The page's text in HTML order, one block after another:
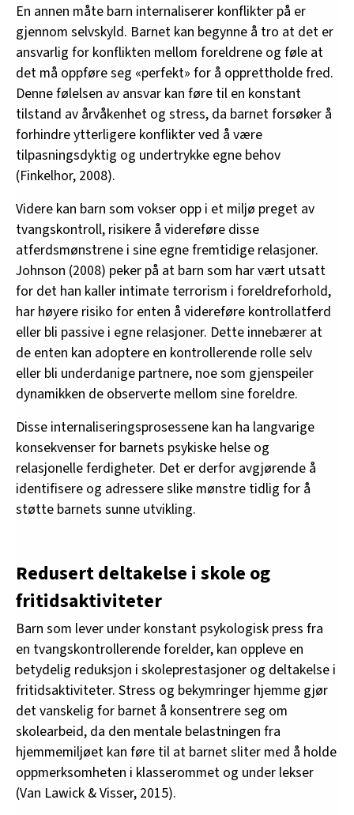
En annen måte barn internaliserer konflikter på er
gjennom selvskyld. Barnet kan begynne å tro at det er
ansvarlig for konflikten mellom foreldrene og føle at
det må oppføre seg «perfekt» for å opprettholde fred.
Denne følelsen av ansvar kan føre til en konstant
tilstand av årvåkenhet og stress, da barnet forsøker å
forhindre ytterligere konflikter ved å være
tilpasningsdyktig og undertrykke egne behov
(Finkelhor, 2008).
Videre kan barn som vokser opp i et miljø preget av
tvangskontroll, risikere å videreføre disse
atferdsmønstrene i sine egne fremtidige relasjoner.
Johnson (2008) peker på at barn som har vært utsatt
for det han kaller intimate terrorism i foreldreforhold,
har høyere risiko for enten å videreføre kontrollatferd
eller bli passive i egne relasjoner. Dette innebærer at
de enten kan adoptere en kontrollerende rolle selv
eller bli underdanige partnere, noe som gjenspeiler
dynamikken de observerte mellom sine foreldre.
Disse internaliseringsprosessene kan ha langvarige
konsekvenser for barnets psykiske helse og
relasjonelle ferdigheter. Det er derfor avgjørende å
identifisere og adressere slike mønstre tidlig for å
støtte barnets sunne utvikling.
Redusert deltakelse i skole og
fritidsaktiviteter
Barn som lever under konstant psykologisk press fra
en tvangskontrollerende forelder, kan oppleve en
betydelig reduksjon i skoleprestasjoner og deltakelse i
fritidsaktiviteter. Stress og bekymringer hjemme gjør
det vanskelig for barnet å konsentrere seg om
skolearbeid, da den mentale belastningen fra
hjemmemiljøet kan føre til at barnet sliter med å holde
oppmerksomheten i klasserommet og under lekser
(Van Lawick & Visser, 2015).